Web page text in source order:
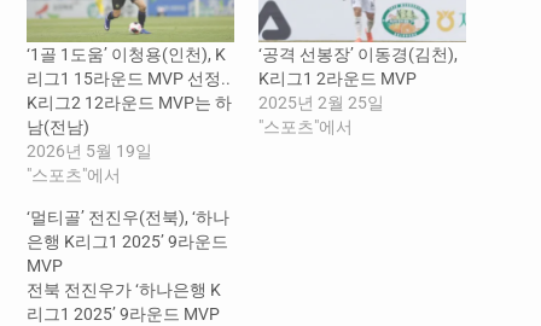
‘1골 1도움’ 이청용(인천), K
리그1 15라운드 MVP 선정..
K리그2 12라운드 MVP는 하
남(전남)
2026년 5월 19일
"스포츠"에서
‘공격 선봉장’ 이동경(김천),
K리그1 2라운드 MVP
2025년 2월 25일
"스포츠"에서
‘멀티골’ 전진우(전북), ‘하나
은행 K리그1 2025’ 9라운드
MVP
전북 전진우가 ‘하나은행 K
리그1 2025’ 9라운드 MVP